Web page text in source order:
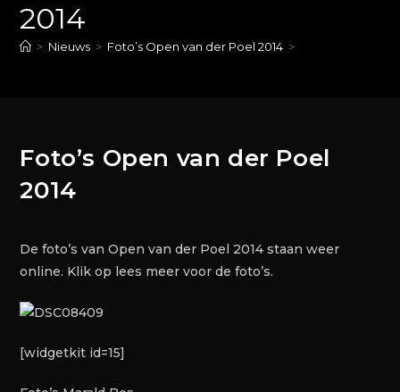
2014
> Nieuws > Foto’s Open van der Poel 2014 >
Foto’s Open van der Poel
2014
De foto’s van Open van der Poel 2014 staan weer
online. Klik op lees meer voor de foto’s.
[widgetkit id=15]